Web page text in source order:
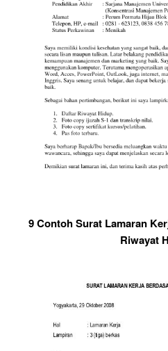
9 Contoh Surat Lamaran
Riwayat